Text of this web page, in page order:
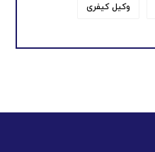
وکیل کیفری